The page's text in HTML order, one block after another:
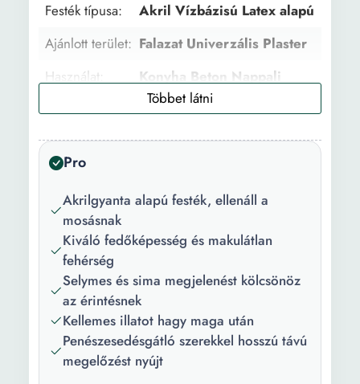
Festék típusa:
Akril Vízbázisú Latex alapú
Ajánlott terület: Falazat Univerzális Plaster
Használat:
Konyha Beton Nappali
Hálószoba Fürdőszoba
Mennyezet Fal, Beltéri
rétegek száma:
Előzetes
felületkezelés:
Igen
Felületkezelés
típusa:
Főbb
jellemzők:
Gyors száradás Mosható
Felület:
Matt
Pro
Akrilgyanta alapú festék, ellenáll a
mosásnak
Kiváló fedőképesség és makulátlan
fehérség
Selymes és sima megjelenést kölcsönöz
az érintésnek
Kellemes illatot hagy maga után
Penészesedésgátló szerekkel hosszú távú
megelőzést nyújt